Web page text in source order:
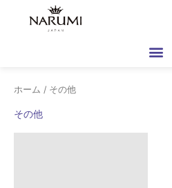
ホーム / その他
その他